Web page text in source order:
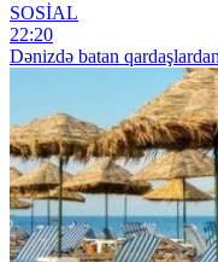
SOSİAL
22:20
Dənizdə batan